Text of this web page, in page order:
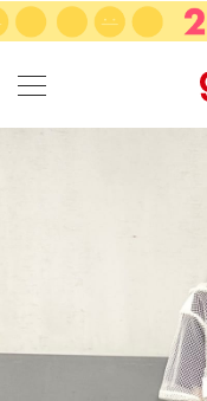
カテゴリーから探す
カテゴリ
サイズ